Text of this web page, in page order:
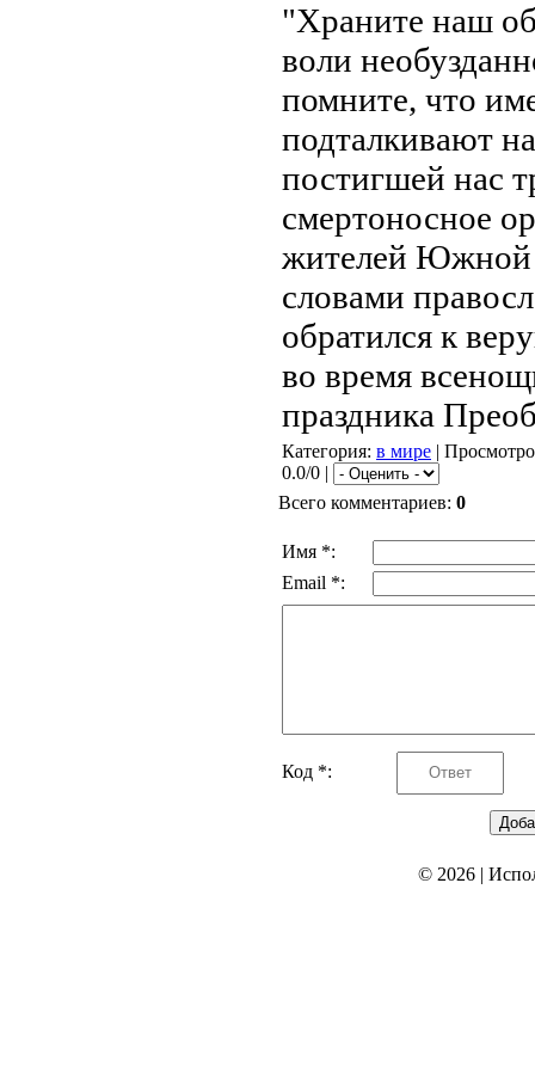
"Храните наш
воли
помните, что
подталкивают
постигшей нас
смертоносное
жителей Южной
словами
обратился к
во время
праздника
Категория: в мире |
0.0/0 |
Всего комментариев: 0
Имя *:
Email *:
Код *:
© 2026|